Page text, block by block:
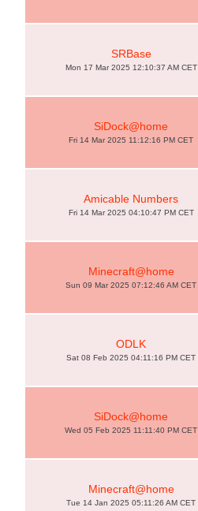
SRBase
Mon 17 Mar 2025 12:10:37 AM CET
SiDock@home
Fri 14 Mar 2025 11:12:16 PM CET
Amicable Numbers
Fri 14 Mar 2025 04:10:47 PM CET
Minecraft@home
Sun 09 Mar 2025 07:12:46 AM CET
ODLK
Sat 08 Feb 2025 04:11:16 PM CET
SiDock@home
Wed 05 Feb 2025 11:11:40 PM CET
Minecraft@home
Tue 14 Jan 2025 05:11:26 AM CET